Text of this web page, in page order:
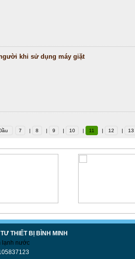
khi sử dụng máy giặt
7 | 8 | 9 | 10 | 11 | 12 | 13
THIẾT BỊ BÌNH MINH
lạnh nước